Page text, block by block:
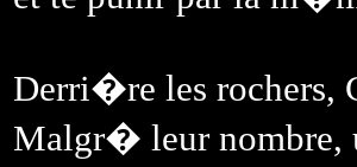
Derri�re les rochers,
Malgr� leur nombre,